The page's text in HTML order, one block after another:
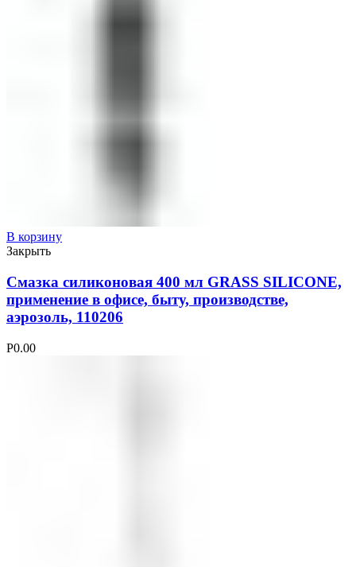
В корзину
Закрыть
Смазка силиконовая 400 мл GRASS SILICONE,
применение в офисе, быту, производстве,
аэрозоль, 110206
Р0.00